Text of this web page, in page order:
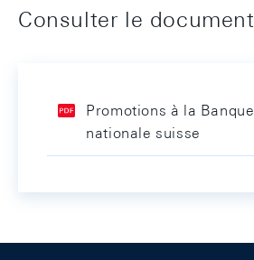
Consulter le document
Promotions à la Banque
nationale suisse